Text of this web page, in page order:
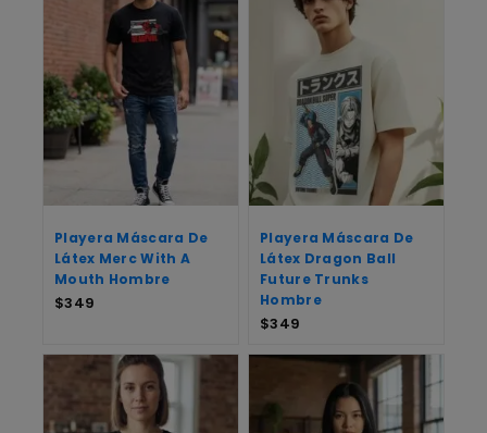
Playera Máscara De
Látex Merc With A
Mouth Hombre
$349
Playera Máscara De
Látex Dragon Ball
Future Trunks
Hombre
$349